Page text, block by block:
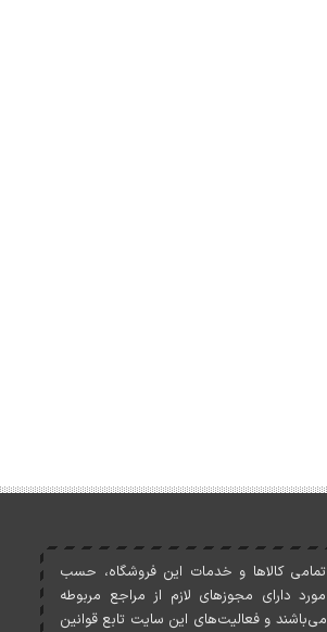
تمامی کالاها و خدمات اين فروشگاه، حسب
مورد دارای مجوزهای لازم از مراجع مربوطه
می‌باشند و فعاليت‌های اين سايت تابع قوانين